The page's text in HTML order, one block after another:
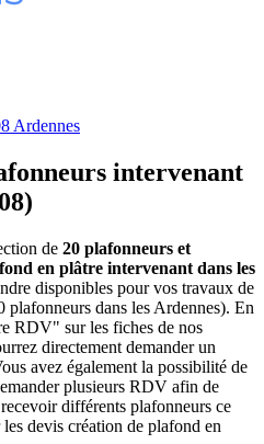
Ardennes
intervenant
de 20 plafonneurs et
en plâtre intervenant dans les
disponibles pour vos travaux de
dans les Ardennes). En
RDV" sur les fiches de nos
directement demander un
avez également la possibilité de
plusieurs RDV afin de
différents plafonneurs ce
devis création de plafond en